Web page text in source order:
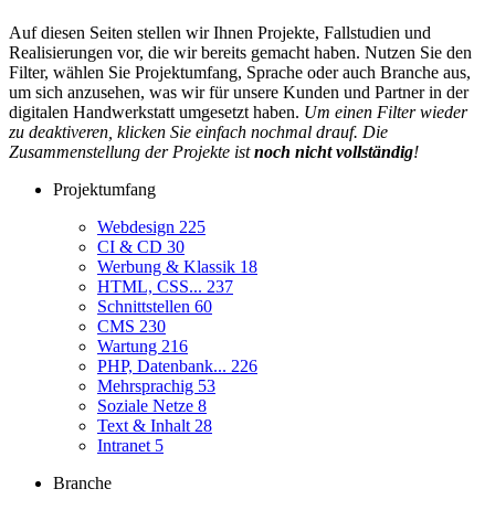
Auf diesen Seiten stellen wir Ihnen Projekte, Fallstudien und
Realisierungen vor, die wir bereits gemacht haben. Nutzen Sie den
Filter, wählen Sie Projektumfang, Sprache oder auch Branche aus,
um sich anzusehen, was wir für unsere Kunden und Partner in der
digitalen Handwerkstatt umgesetzt haben. Um einen Filter wieder
zu deaktiveren, klicken Sie einfach nochmal drauf. Die
Zusammenstellung der Projekte istnoch nicht vollständig!
Projektumfang
Webdesign 225
CI & CD 30
Werbung & Klassik 18
HTML, CSS... 237
Schnittstellen 60
CMS 230
Wartung 216
PHP, Datenbank... 226
Mehrsprachig 53
Soziale Netze 8
Text & Inhalt 28
Intranet 5
Branche